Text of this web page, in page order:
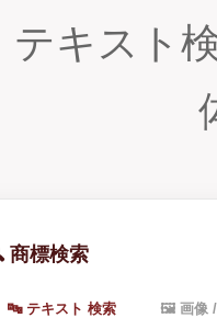
テキスト
商標検索
🔤 テキスト 検索